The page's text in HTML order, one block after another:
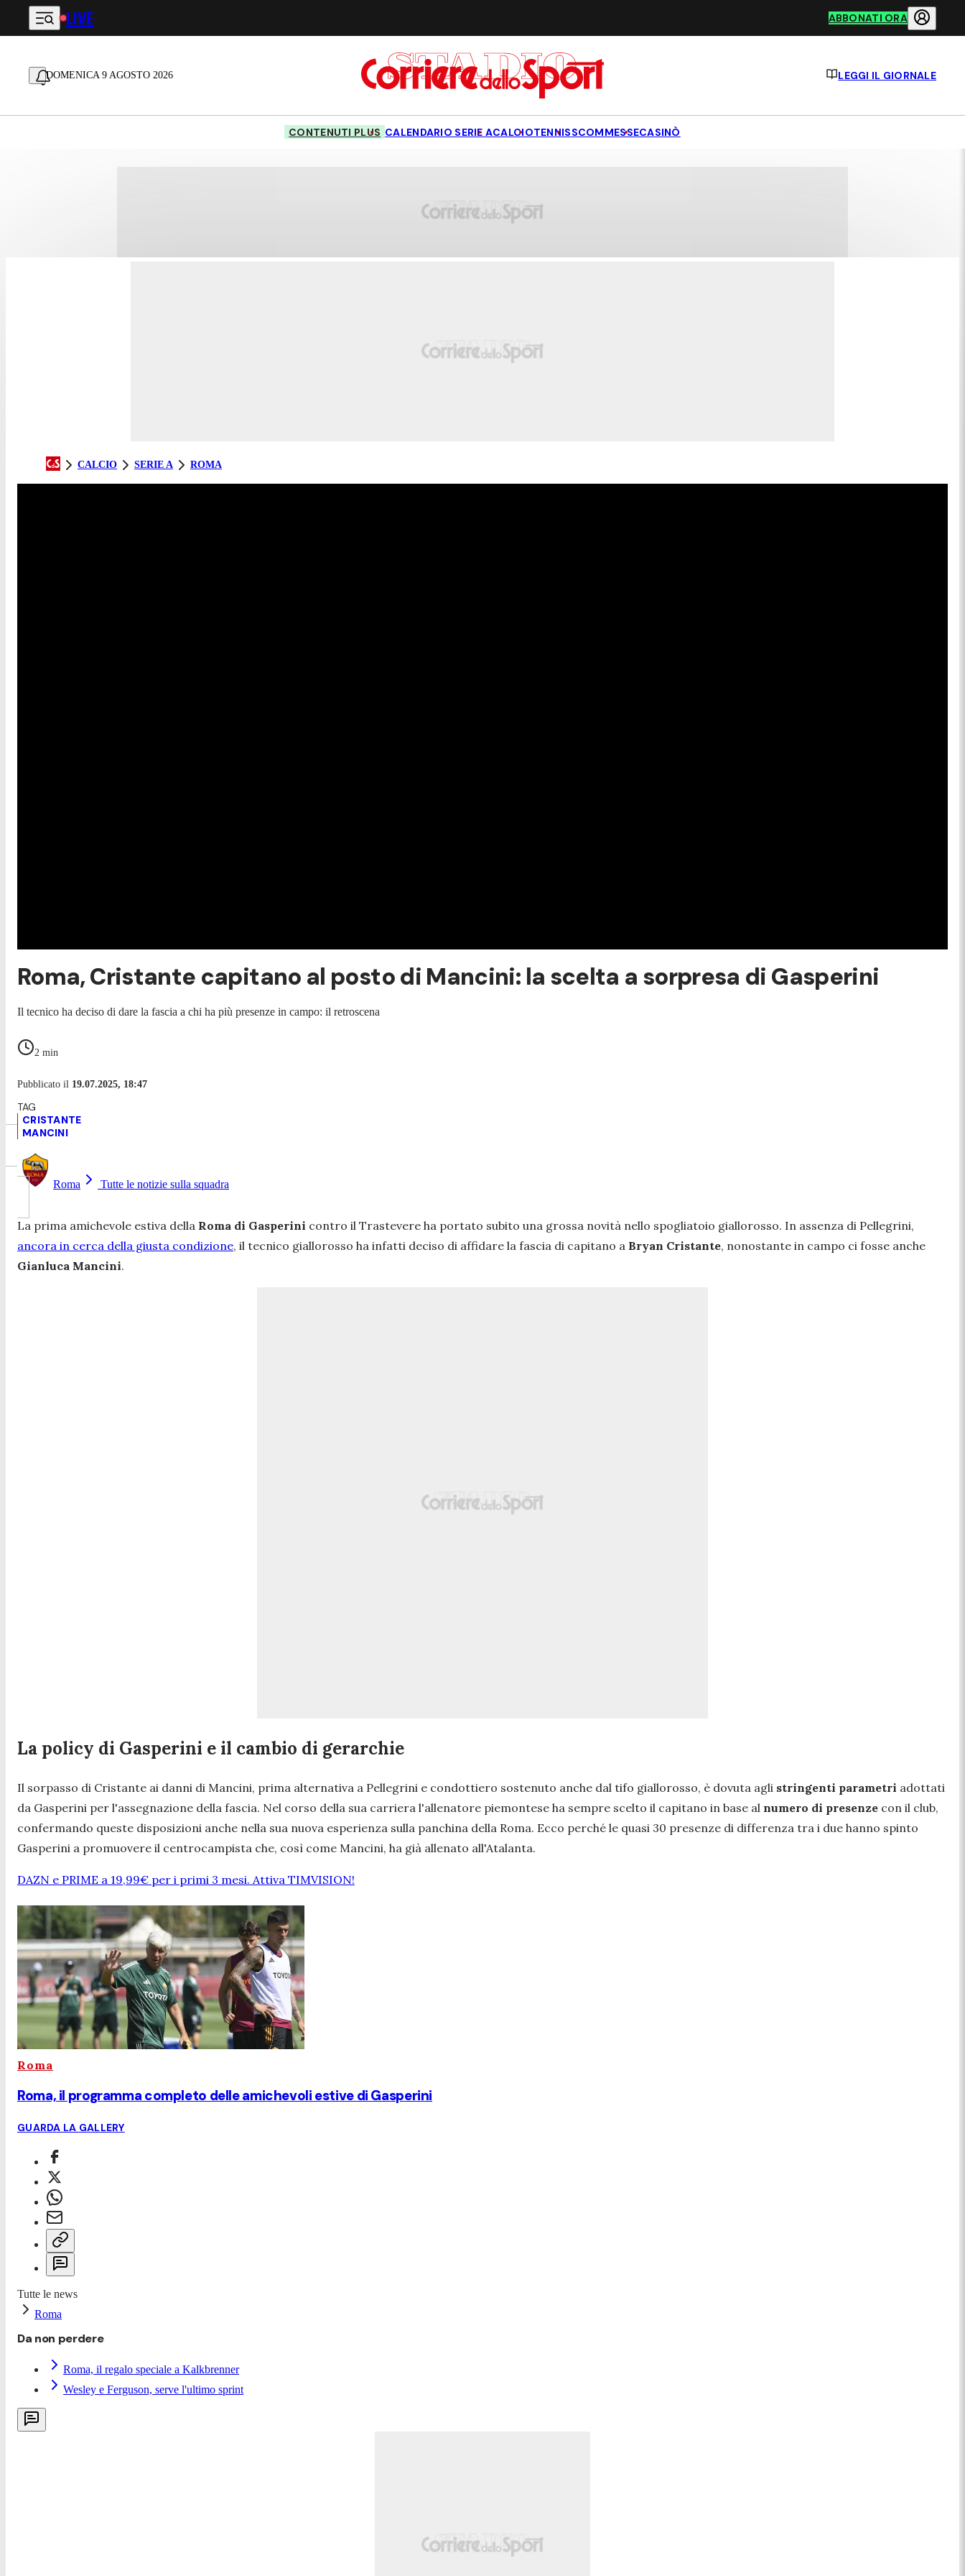
Vai al contenuto principale
LIVE ABBONATI ORA
DOMENICA 9 AGOSTO 2026 LEGGI IL GIORNALE
CONTENUTI PLUS CALENDARIO SERIE ACALCIOTENNISSCOMMESSECASINÒ
CALCIO SERIE A ROMA
Roma, Cristante capitano al posto di Mancini: la scelta a sorpresa di Gasperini
Il tecnico ha deciso di dare la fascia a chi ha più presenze in campo: il retroscena
2 min
Pubblicato il 19.07.2025, 18:47
CRISTANTE
MANCINI
Roma Tutte le notizie sulla squadra
La prima amichevole estiva della Roma di Gasperini contro il Trastevere ha portato subito una grossa novità nello spogliatoio giallorosso. In assenza di Pellegrini,
ancora in cerca della giusta condizione, il tecnico giallorosso ha infatti deciso di affidare la fascia di capitano a Bryan Cristante, nonostante in campo ci fosse anche
Gianluca Mancini.
La policy di Gasperini e il cambio di gerarchie
Il sorpasso di Cristante ai danni di Mancini, prima alternativa a Pellegrini e condottiero sostenuto anche dal tifo giallorosso, è dovuta agli stringenti parametri adottati
da Gasperini per l'assegnazione della fascia. Nel corso della sua carriera l'allenatore piemontese ha sempre scelto il capitano in base al numero di presenze con il club,
confermando queste disposizioni anche nella sua nuova esperienza sulla panchina della Roma. Ecco perché le quasi 30 presenze di differenza tra i due hanno spinto
Gasperini a promuovere il centrocampista che, così come Mancini, ha già allenato all'Atalanta.
DAZN e PRIME a 19,99€ per i primi 3 mesi. Attiva TIMVISION!
Roma
Roma, il programma completo delle amichevoli estive di Gasperini
GUARDA LA GALLERY
Tutte le news
Roma
Da non perdere
Roma, il regalo speciale a Kalkbrenner
Wesley e Ferguson, serve l'ultimo sprint